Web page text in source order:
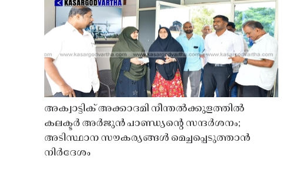
അക്വാട്ടിക് അക്കാദമി നീന്തൽക്കുളത്തിൽ
കലക്ടർ അർജുൻ പാണ്ഡ്യൻ്റെ സന്ദർശനം;
അടിസ്ഥാന സൗകര്യങ്ങൾ മെച്ചപ്പെടുത്താൻ
നിർദേശം